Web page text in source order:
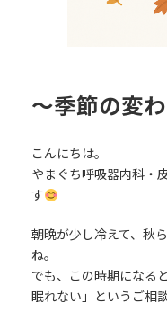
〜季節の変
こんにちは。
やまぐち呼吸器内科・
す
朝晩が少し冷えて、秋
ね。
でも、この時期になる
眠れない」というご相